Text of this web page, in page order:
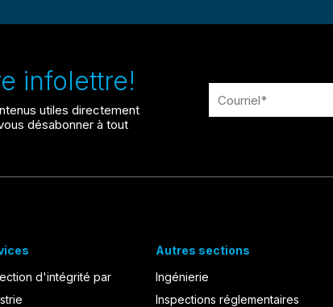
infolettre!
utiles directement
désabonner à tout
d'intégrité par
Autres sections
Ingénierie
Inspections réglementaires